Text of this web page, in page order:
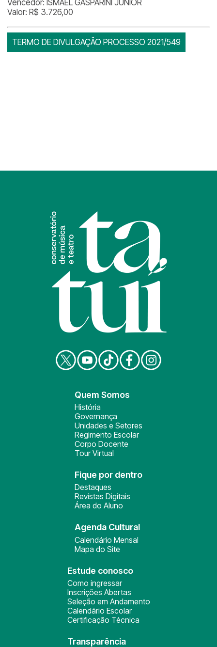
Vencedor: ISMAEL GASPARINI JUNIOR
Valor: R$ 3.726,00
TERMO DE DIVULGAÇÃO PROCESSO 2021/549
Quem Somos
História
Governança
Unidades e Setores
Regimento Escolar
Corpo Docente
Tour Virtual
Fique por dentro
Destaques
Revistas Digitais
Área do Aluno
Agenda Cultural
Calendário Mensal
Mapa do Site
Estude conosco
Como ingressar
Inscrições Abertas
Seleção em Andamento
Calendário Escolar
Certificação Técnica
Transparência